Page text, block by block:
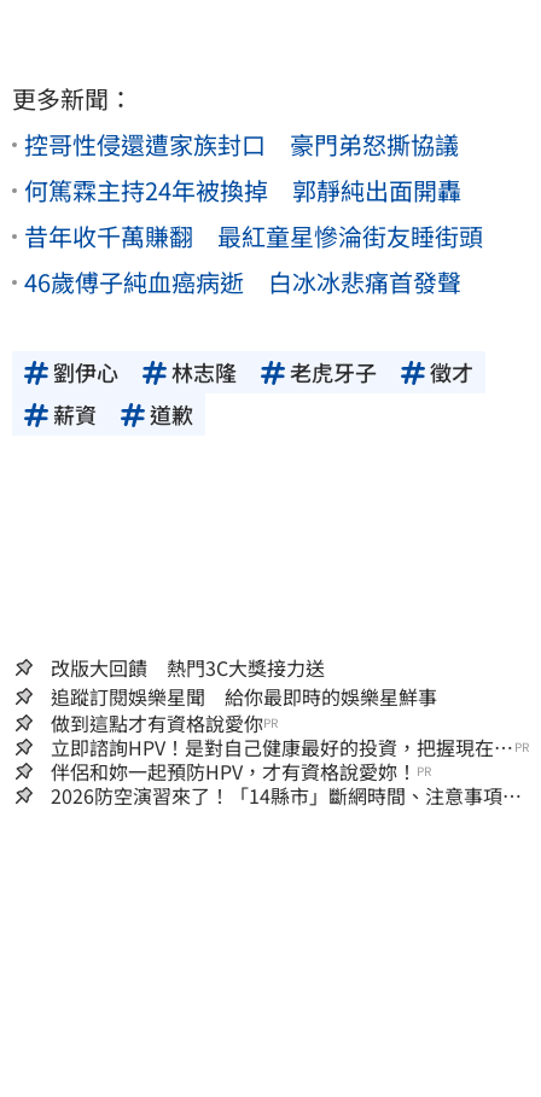
更多新聞：
控哥性侵還遭家族封口 豪門弟怒撕協議
何篤霖主持24年被換掉 郭靜純出面開轟
昔年收千萬賺翻 最紅童星慘淪街友睡街頭
46歲傅子純血癌病逝 白冰冰悲痛首發聲
劉伊心 林志隆 老虎牙子
徵才
薪資
道歉
改版大回饋 熱門3C大獎接力送
追蹤訂閱娛樂星聞 給你最即時的娛樂星鮮事
做到這點才有資格說愛你PR
立即諮詢HPV！是對自己健康最好的投資，把握現在不
嫌晚！
PR
伴侶和妳一起預防HPV，才有資格說愛妳！ PR
2026防空演習來了！「14縣市」斷網時間、注意事項一